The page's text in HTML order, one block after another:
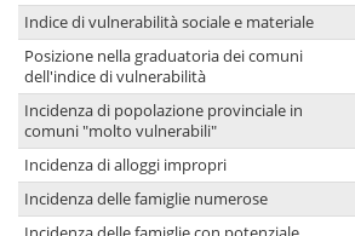
Indice di vulnerabilità sociale e materiale
Posizione nella graduatoria dei comuni
dell'indice di vulnerabilità
Incidenza di popolazione provinciale in
comuni "molto vulnerabili"
Incidenza di alloggi impropri
Incidenza delle famiglie numerose